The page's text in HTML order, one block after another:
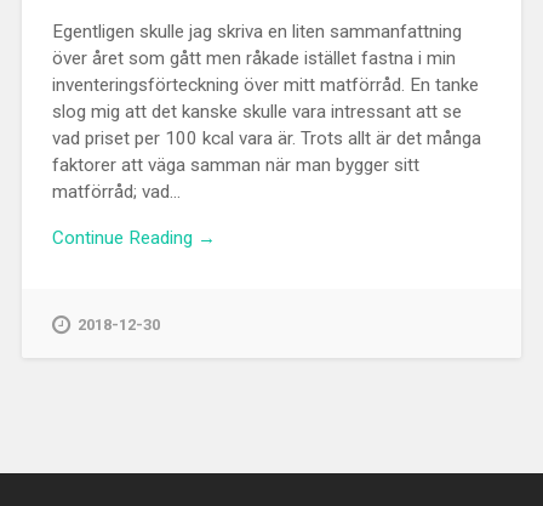
Egentligen skulle jag skriva en liten sammanfattning
över året som gått men råkade istället fastna i min
inventeringsförteckning över mitt matförråd. En tanke
slog mig att det kanske skulle vara intressant att se
vad priset per 100 kcal vara är. Trots allt är det många
faktorer att väga samman när man bygger sitt
matförråd; vad...
Continue Reading →
2018-12-30